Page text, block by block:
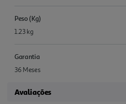
Peso (Kg)
1.23 kg
Garantia
36 Meses
Avaliações